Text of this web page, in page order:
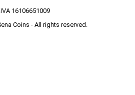
16106651009
Coins - All rights reserved.